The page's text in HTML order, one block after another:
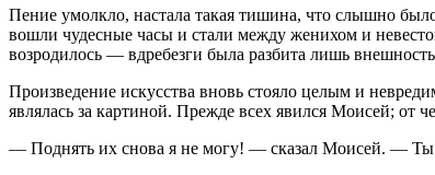
Пение умолкло, настала такая тишина, что слышно
вошли чудесные часы и стали между женихом и
возродилось — вдребезги была разбита лишь
Произведение искусства вновь стояло целым и
являлась за картиной. Прежде всех явился Моисей; от
— Поднять их снова я не могу! — сказал Моисей. — Ты